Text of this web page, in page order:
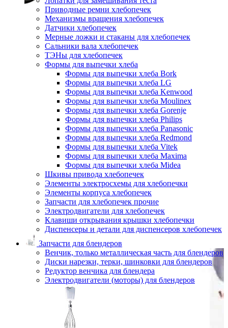
Приводные ремни хлебопечек
Механизмы вращения хлебопечек
Датчики хлебопечек
Мерные ложки и стаканы для хлебопечек
Сальники вала хлебопечек
ТЭНы для хлебопечек
Формы для выпечки хлеба
Формы для выпечки хлеба Bork
Формы для выпечки хлеба LG
Формы для выпечки хлеба Kenwood
Формы для выпечки хлеба Moulinex
Формы для выпечки хлеба Gorenje
Формы для выпечки хлеба Philips
Формы для выпечки хлеба Panasonic
Формы для выпечки хлеба Redmond
Формы для выпечки хлеба Vitek
Формы для выпечки хлеба Maxima
Формы для выпечки хлеба Midea
Шкивы привода хлебопечек
Элементы электросхемы для хлебопечки
Элементы корпуса хлебопечек
Запчасти для хлебопечек прочие
Электродвигатели для хлебопечек
Клавиши открывания крышки хлебопечки
Диспенсеры и детали для диспенсеров хлебопечек
Запчасти для блендеров
Венчик, только металлическая часть для блендеров
Диски нарезки, терки, шинковки для блендеров
Редуктор венчика для блендера
Электродвигатели (моторы) для блендеров